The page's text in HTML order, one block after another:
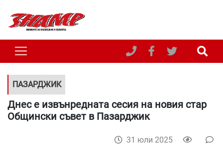
ПАЗАРДЖИК
Днес е извънредната сесия на новия стар
Общински съвет в Пазарджик
31 юли 2025